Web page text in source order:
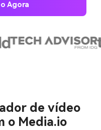
Agora
de vídeo
o Media.io
→